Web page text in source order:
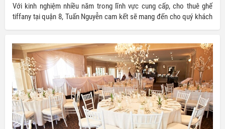
Với kinh nghiệm nhiều năm trong lĩnh vực cung cấp, cho thuê ghế
tiffany tại quận 8, Tuấn Nguyễn cam kết sẽ mang đến cho quý khách